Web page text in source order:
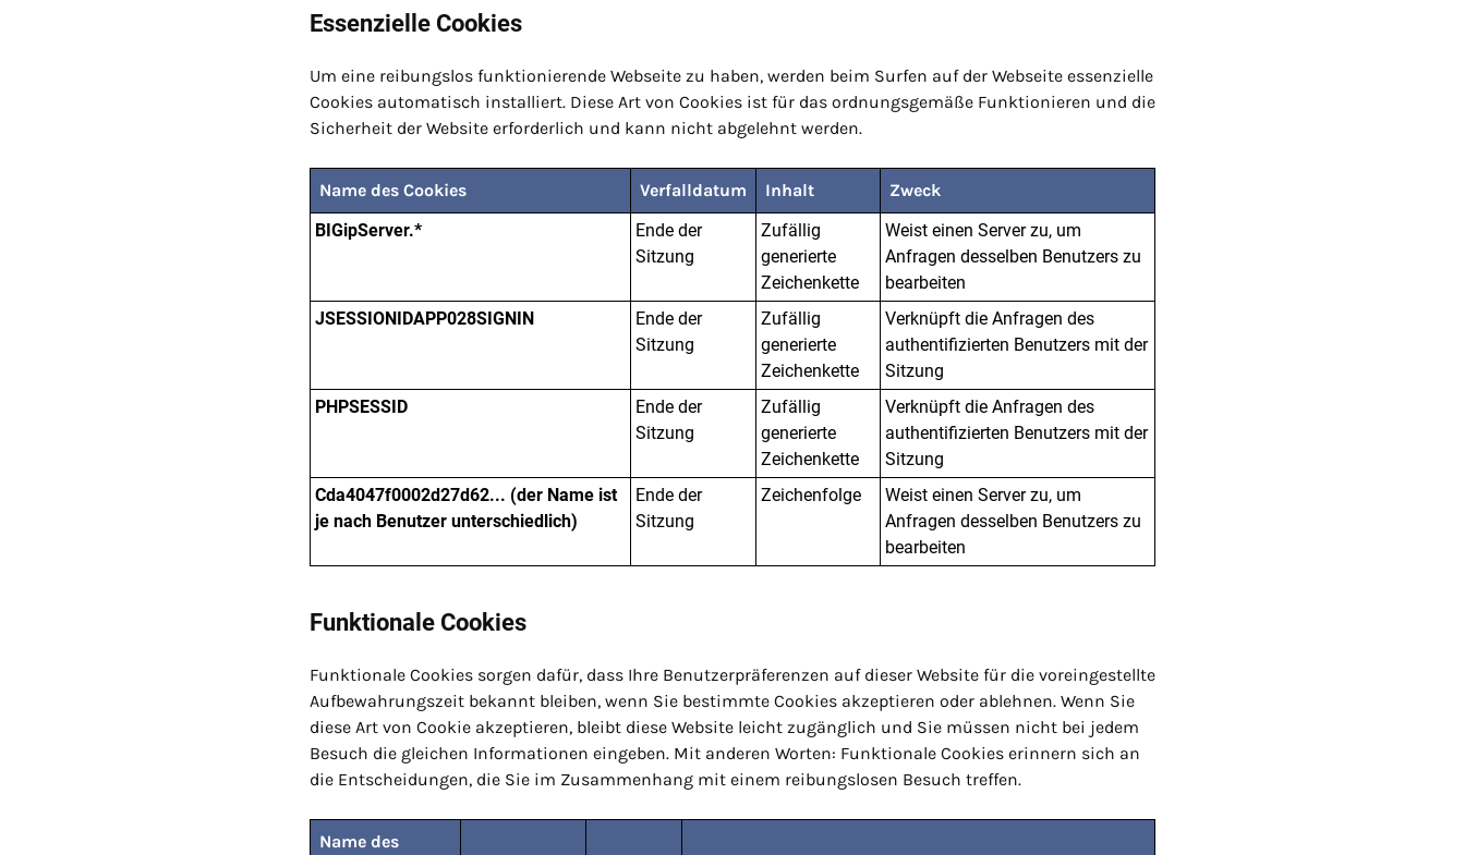
Essenzielle Cookies
Um eine reibungslos funktionierende Webseite zu haben, werden beim Surfen auf der Webseite essenzielle
Cookies automatisch installiert. Diese Art von Cookies ist für das ordnungsgemäße Funktionieren und die
Sicherheit der Website erforderlich und kann nicht abgelehnt werden.
Name des Cookies Verfalldatum Inhalt
Zweck
BIGipServer.*
Ende der
Sitzung
Zufällig
generierte
Zeichenkette
Weist einen Server zu, um
Anfragen desselben Benutzers zu
bearbeiten
JSESSIONIDAPP028SIGNIN
Ende der
Sitzung
Zufällig
generierte
Zeichenkette
Verknüpft die Anfragen des
authentifizierten Benutzers mit der
Sitzung
PHPSESSID
Ende der
Sitzung
Zufällig
generierte
Zeichenkette
Verknüpft die Anfragen des
authentifizierten Benutzers mit der
Sitzung
Cda4047f0002d27d62... (der Name ist
je nach Benutzer unterschiedlich)
Ende der
Sitzung
Zeichenfolge
Weist einen Server zu, um
Anfragen desselben Benutzers zu
bearbeiten
Funktionale Cookies
Funktionale Cookies sorgen dafür, dass Ihre Benutzerpräferenzen auf dieser Website für die voreingestellte
Aufbewahrungszeit bekannt bleiben, wenn Sie bestimmte Cookies akzeptieren oder ablehnen. Wenn Sie
diese Art von Cookie akzeptieren, bleibt diese Website leicht zugänglich und Sie müssen nicht bei jedem
Besuch die gleichen Informationen eingeben. Mit anderen Worten: Funktionale Cookies erinnern sich an
die Entscheidungen, die Sie im Zusammenhang mit einem reibungslosen Besuch treffen.
Name des